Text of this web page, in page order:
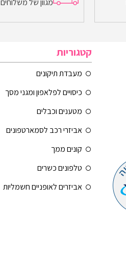
הוספה לסל
מגוון של
קטגוריות
מעבדת תיקונים
כיסויים לפלאפון ומגני מסך
מטענים וכבלים
אביזרי רכב לסמארטפונים
קונים ממך
טלפונים כשרים
אביזרים לאופניים חשמליות